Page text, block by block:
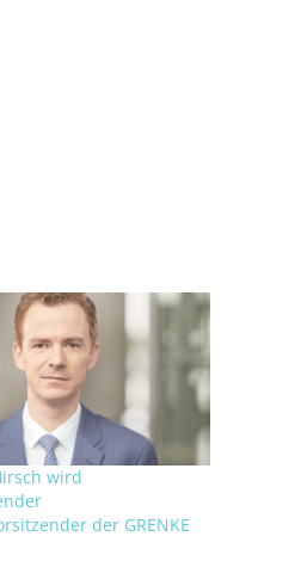
wird
der GRENKE